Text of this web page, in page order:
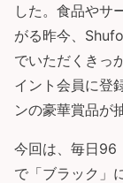
した。食品やサ
がる昨今、
でいただくきっ
イント会員に登
ンの豪華賞品が
今回は、毎日96
で「ブラック」